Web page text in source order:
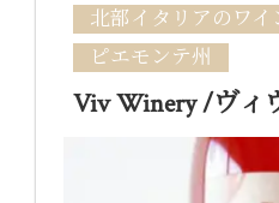
北部イタリアのワイ
ピエモンテ州
Viv Winery /ヴィ